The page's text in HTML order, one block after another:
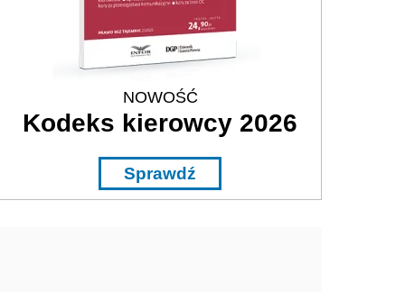
NOWOŚĆ
Kodeks kierowcy 2026
Sprawdź